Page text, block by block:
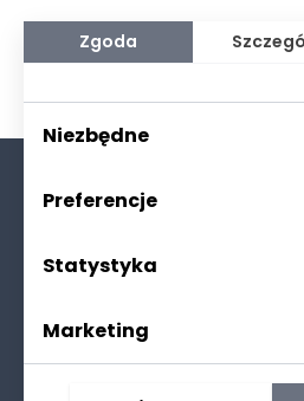
Polityka prywatności
Zgoda
Niezbędne
Preferencje
Statystyka
Marketing